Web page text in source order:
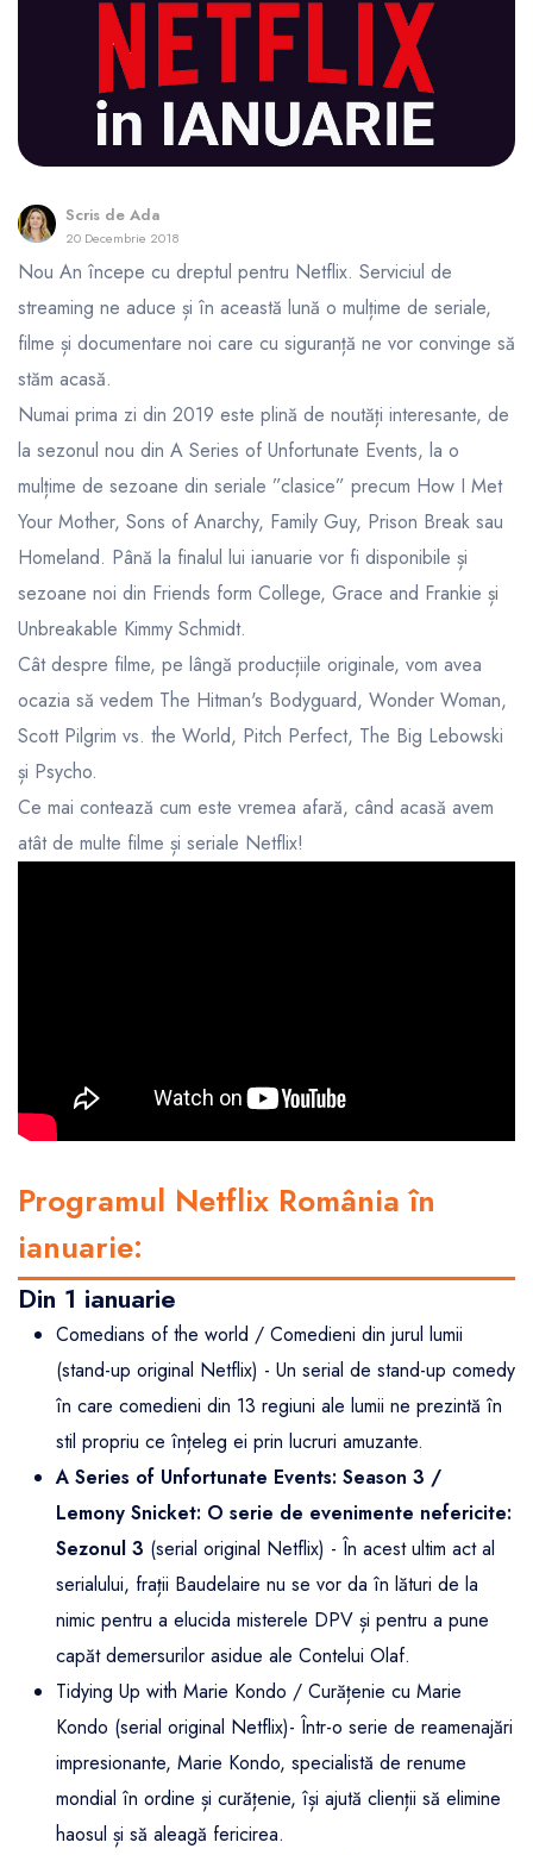
Scris de Ada
20 Decembrie 2018
Nou An începe cu dreptul pentru Netflix. Serviciul de
streaming ne aduce și în această lună o mulțime de seriale,
filme și documentare noi care cu siguranță ne vor convinge să
stăm acasă.
Numai prima zi din 2019 este plină de noutăți interesante, de
la sezonul nou din A Series of Unfortunate Events, la o
mulțime de sezoane din seriale ”clasice” precum How I Met
Your Mother, Sons of Anarchy, Family Guy, Prison Break sau
Homeland. Până la finalul lui ianuarie vor fi disponibile și
sezoane noi din Friends form College, Grace and Frankie și
Unbreakable Kimmy Schmidt.
Cât despre filme, pe lângă producțiile originale, vom avea
ocazia să vedem The Hitman's Bodyguard, Wonder Woman,
Scott Pilgrim vs. the World, Pitch Perfect, The Big Lebowski
și Psycho.
Ce mai contează cum este vremea afară, când acasă avem
atât de multe filme și seriale Netflix!
Programul Netflix România în
ianuarie:
Din 1 ianuarie
Comedians of the world / Comedieni din jurul lumii
(stand-up original Netflix) - Un serial de stand-up comedy
în care comedieni din 13 regiuni ale lumii ne prezintă în
stil propriu ce înțeleg ei prin lucruri amuzante.
A Series of Unfortunate Events: Season 3 /
Lemony Snicket: O serie de evenimente nefericite:
Sezonul 3 (serial original Netflix) - În acest ultim act al
serialului, frații Baudelaire nu se vor da în lături de la
nimic pentru a elucida misterele DPV și pentru a pune
capăt demersurilor asidue ale Contelui Olaf.
Tidying Up with Marie Kondo / Curățenie cu Marie
Kondo (serial original Netflix)- Într-o serie de reamenajări
impresionante, Marie Kondo, specialistă de renume
mondial în ordine și curățenie, își ajută clienții să elimine
haosul și să aleagă fericirea.